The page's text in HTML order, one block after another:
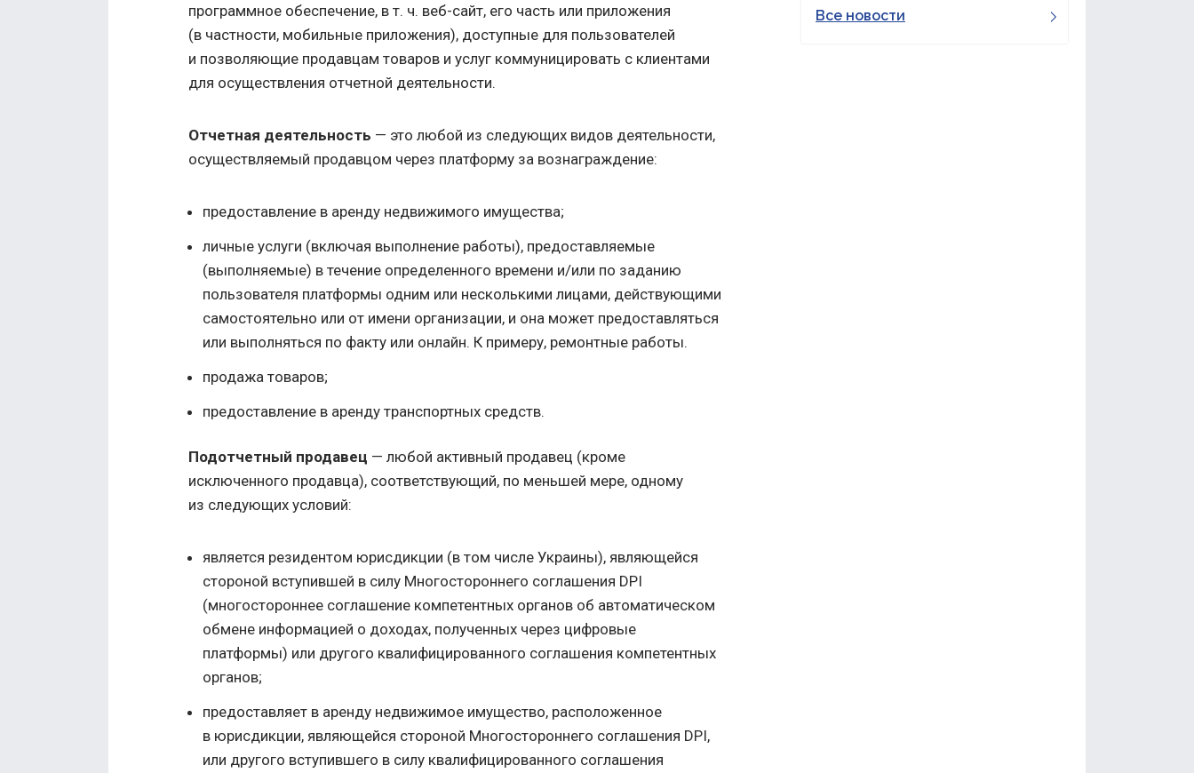
программное обеспечение, в т. ч. веб-сайт, его часть или приложения
(в частности, мобильные приложения), доступные для пользователей
и позволяющие продавцам товаров и услуг коммуницировать с клиентами
для осуществления отчетной деятельности.
Отчетная деятельность — это любой из следующих видов деятельности,
осуществляемый продавцом через платформу за вознаграждение:
предоставление в аренду недвижимого имущества;
личные услуги (включая выполнение работы), предоставляемые
(выполняемые) в течение определенного времени и/или по заданию
пользователя платформы одним или несколькими лицами, действующими
самостоятельно или от имени организации, и она может предоставляться
или выполняться по факту или онлайн. К примеру, ремонтные работы.
продажа товаров;
предоставление в аренду транспортных средств.
Подотчетный продавец — любой активный продавец (кроме
исключенного продавца), соответствующий, по меньшей мере, одному
из следующих условий:
является резидентом юрисдикции (в том числе Украины), являющейся
стороной вступившей в силу Многостороннего соглашения DPI
(многостороннее соглашение компетентных органов об автоматическом
обмене информацией о доходах, полученных через цифровые
платформы) или другого квалифицированного соглашения компетентных
органов;
предоставляет в аренду недвижимое имущество, расположенное
в юрисдикции, являющейся стороной Многостороннего соглашения DPI,
или другого вступившего в силу квалифицированного соглашения
Все новости